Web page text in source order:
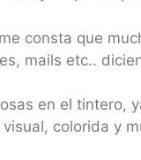
consta que
mails etc..
en el tintero,
colorida y